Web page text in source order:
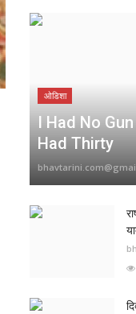
ओडिशा
I Had No
Had Thirty